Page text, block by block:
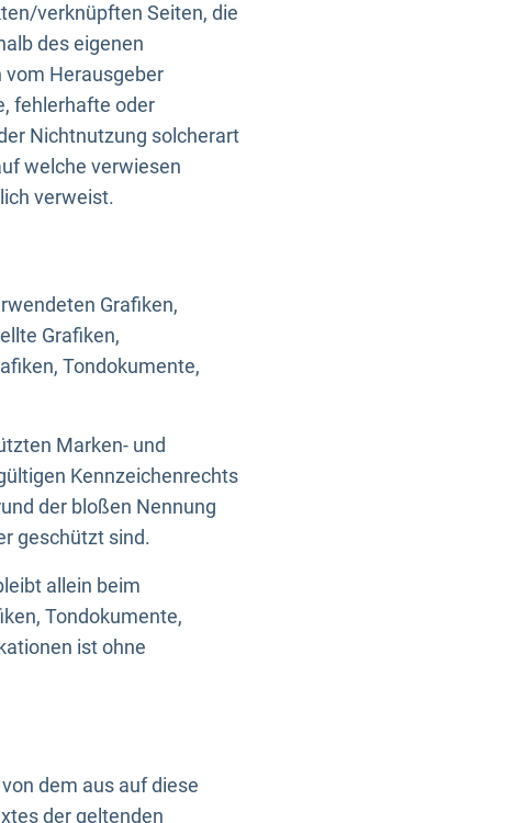
verknüpften Seiten, die
des eigenen
Herausgeber
fehlerhafte oder
Nichtnutzung solcherart
welche verwiesen
verweist.
Grafiken,
Grafiken,
Tondokumente,
Marken- und
Kennzeichenrechts
der bloßen Nennung
geschützt sind.
allein beim
Tondokumente,
ist ohne
dem aus auf diese
der geltenden